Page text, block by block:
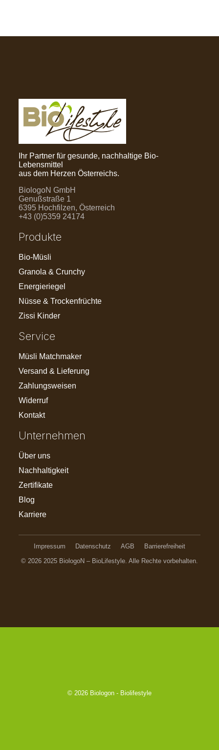
Ihr Partner für gesunde, nachhaltige Bio-
Lebensmittel
aus dem Herzen Österreichs.
BiologoN GmbH
Genußstraße 1
6395 Hochfilzen, Österreich
+43 (0)5359 24174
Produkte
Bio-Müsli
Granola & Crunchy
Energieriegel
Nüsse & Trockenfrüchte
Zissi Kinder
Service
Müsli Matchmaker
Versand & Lieferung
Zahlungsweisen
Widerruf
Kontakt
Unternehmen
Über uns
Nachhaltigkeit
Zertifikate
Blog
Karriere
Impressum Datenschutz AGB
Barrierefreiheit
© 2026 2025 BiologoN – BioLifestyle. Alle Rechte vorbehalten.
© 2026 Biologon - Biolifestyle